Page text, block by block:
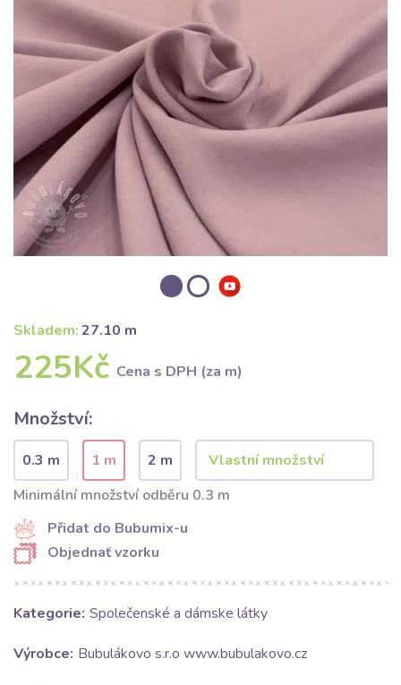
Skladem:27.10 m
225Kč Cena s DPH (za m)
Množství:
0.3 m 1 m
2 m
Minimální množství odběru 0.3 m
Přidat do Bubumix-u
Objednať vzorku
Kategorie: Společenské a dámske látky
Výrobce: Bubulákovo s.r.o www.bubulakovo.cz